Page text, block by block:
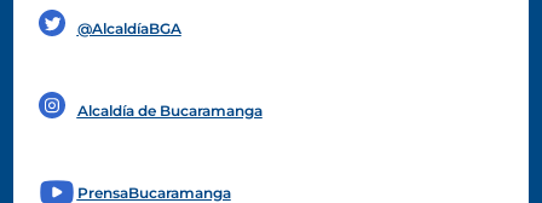
@AlcaldíaBGA
Alcaldía de Bucaramanga
PrensaBucaramanga